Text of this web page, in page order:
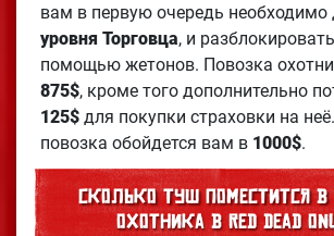
вам в первую очередь необходимо
уровня Торговца, и
помощью жетонов. Повозка
875$, кроме того дополнительно
125$для покупки страховки на
повозка обойдется вам в 1000$.
Сколько туш поместится в
охотника в Red Dead